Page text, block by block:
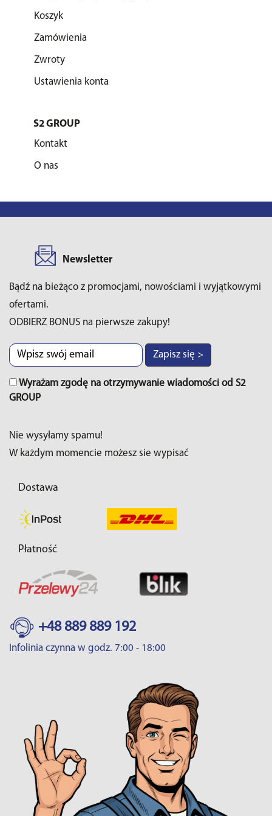
Koszyk
Zamówienia
Zwroty
Ustawienia konta
S2 GROUP
Kontakt
O nas
Newsletter
Bądź na bieżąco z promocjami, nowościami i wyjątkowymi
ofertami.
ODBIERZ BONUS na pierwsze zakupy!
Zapisz się >
Wyrażam zgodę na otrzymywanie wiadomości od S2
GROUP
Nie wysyłamy spamu!
W każdym momencie możesz sie wypisać
Dostawa
Płatność
+48 889 889 192
Infolinia czynna w godz. 7:00 - 18:00